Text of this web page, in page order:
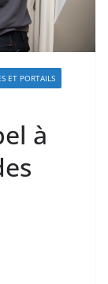
ET PORTAILS
à